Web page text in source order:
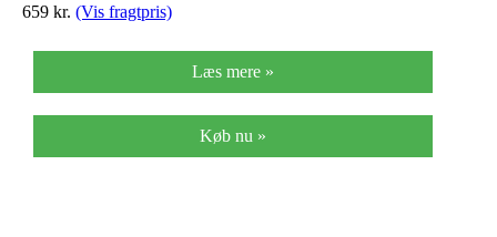
cm)
659 kr. (Vis fragtpris)
Læs mere »
Køb nu »